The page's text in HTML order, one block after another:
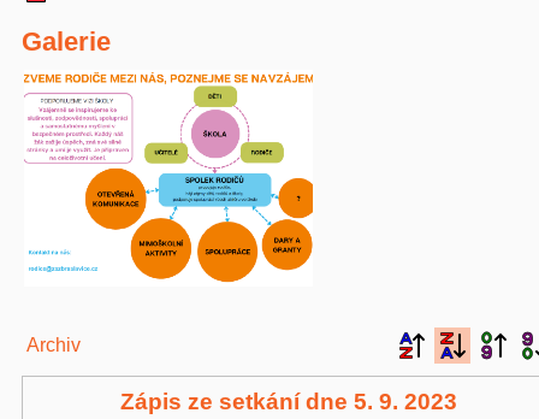
Galerie
Archiv
Zápis ze setkání dne 5. 9. 2023